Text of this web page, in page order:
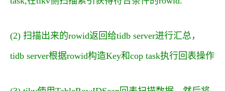
(2) 扫描出来的rowid返回给tidb server进行汇总，
tidb server根据rowid构造Key和cop task执行回表操作